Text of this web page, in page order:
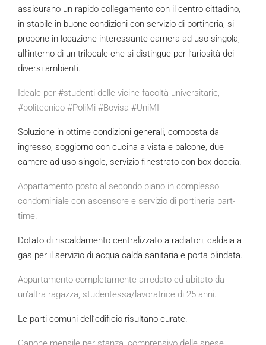
assicurano un rapido collegamento con il centro cittadino,
in stabile in buone condizioni con servizio di portineria, si
propone in locazione interessante camera ad uso singola,
all’interno di un trilocale che si distingue per l’ariosità dei
diversi ambienti.
Ideale per #studenti delle vicine facoltà universitarie,
#politecnico #PoliMi #Bovisa #UniMI
Soluzione in ottime condizioni generali, composta da
ingresso, soggiorno con cucina a vista e balcone, due
camere ad uso singole, servizio finestrato con box doccia.
Appartamento posto al secondo piano in complesso
condominiale con ascensore e servizio di portineria part-
time.
Dotato di riscaldamento centralizzato a radiatori, caldaia a
gas per il servizio di acqua calda sanitaria e porta blindata.
Appartamento completamente arredato ed abitato da
un’altra ragazza, studentessa/lavoratrice di 25 anni.
Le parti comuni dell’edificio risultano curate.